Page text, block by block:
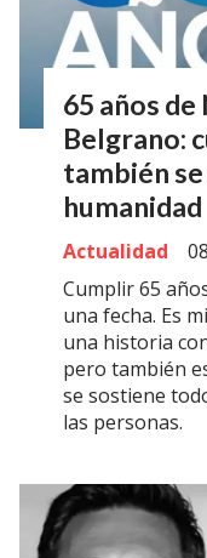
65 años
Belgrano:
también
humanidad
Actualidad
Cumplir 65
una fecha. Es
una historia
pero también
se sostiene
las personas.